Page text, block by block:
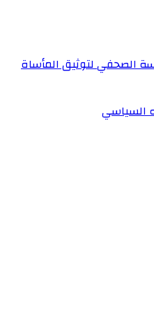
الصحفي لتوثيق المأساة
السياسي